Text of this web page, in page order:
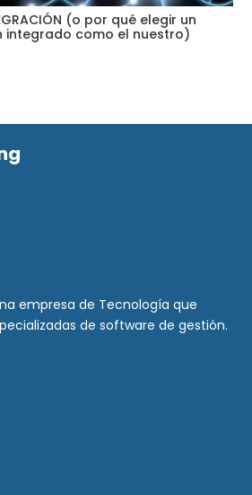
(o por qué elegir un
integrado como el nuestro)
empresa de Tecnología que
de software de gestión.